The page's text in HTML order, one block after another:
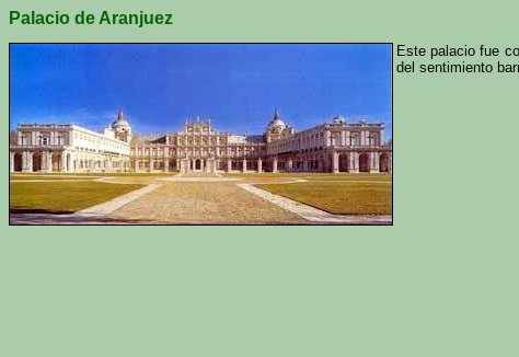
Palacio de Aranjuez
Este palacio fue
del sentimiento